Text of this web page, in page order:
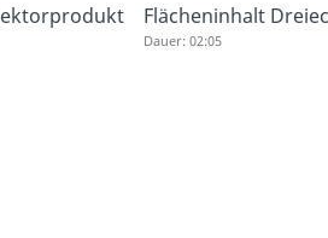
Flächeninhalt
Dauer: 02:05